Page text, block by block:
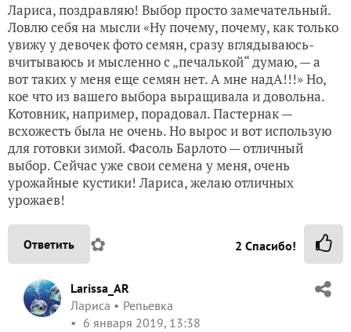
Лариса, поздравляю! Выбор просто замечательный.
Ловлю себя на мысли «Ну почему, почему, как только
увижу у девочек фото семян, сразу вглядываюсь-
вчитываюсь и мысленно с „печалькой“ думаю, — а
вот таких у меня еще семян нет. А мне надА!!!» Но,
кое что из вашего выбора выращивала и довольна.
Котовник, например, порадовал. Пастернак —
всхожесть была не очень. Но вырос и вот использую
для готовки зимой. Фасоль Барлото — отличный
выбор. Сейчас уже свои семена у меня, очень
урожайные кустики! Лариса, желаю отличных
урожаев!
Ответить ✿ 2 Спасибо!
Larissa_AR
Лариса
Репьевка
6 января 2019, 13:38